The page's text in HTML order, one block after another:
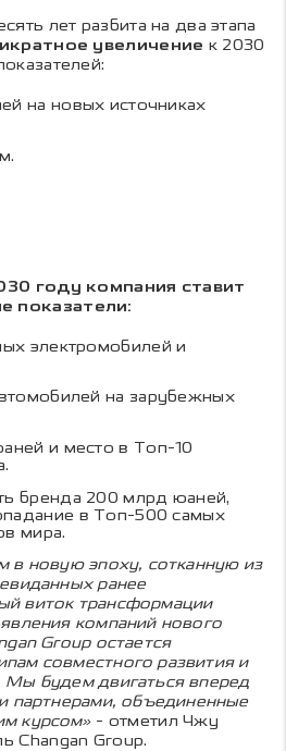
лет разбита на два этапа
увеличение к 2030
на новых источниках
году компания ставит
показатели:
электромобилей и
на зарубежных
и место в Топ-10
бренда 200 млрд юаней,
в Топ-500 самых
мира.
в новую эпоху, сотканную из
ранее
виток трансформации
компаний нового
Group остается
совместного развития и
будем двигаться вперед
партнерами, объединенные
курсом»- отметил Чжу
Changan Group.